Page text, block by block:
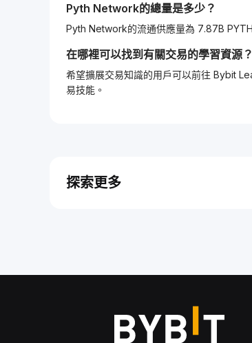
Pyth Network的總量是多少？
Pyth Network的流通供應量為 7.87B
在哪裡可以找到有關交易的學習資源？
希望擴展交易知識的用戶可以前往 Bybit
易技能。
探索更多